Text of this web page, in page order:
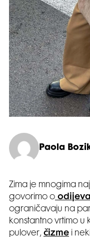
Paola
Zima je mnogima
govorimo o
ograničavaju na
konstantno vrtimo u
pulover, čizme i